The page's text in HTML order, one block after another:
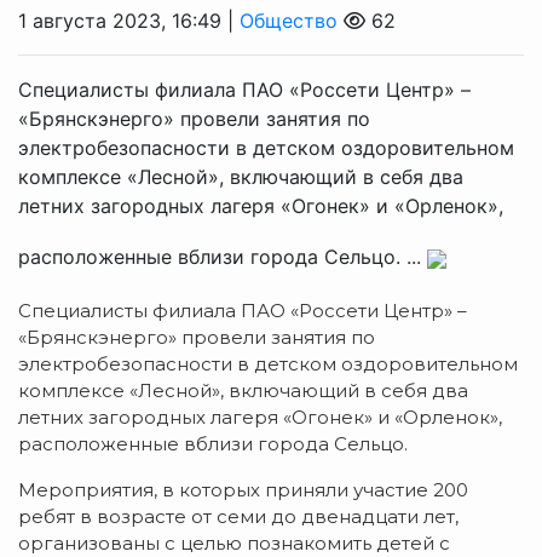
1 августа 2023, 16:49 | Общество 62
Специалисты филиала ПАО «Россети Центр» –
«Брянскэнерго» провели занятия по
электробезопасности в детском оздоровительном
комплексе «Лесной», включающий в себя два
летних загородных лагеря «Огонек» и «Орленок»,
расположенные вблизи города Сельцо. ...
Специалисты филиала ПАО «Россети Центр» –
«Брянскэнерго» провели занятия по
электробезопасности в детском оздоровительном
комплексе «Лесной», включающий в себя два
летних загородных лагеря «Огонек» и «Орленок»,
расположенные вблизи города Сельцо.
Мероприятия, в которых приняли участие 200
ребят в возрасте от семи до двенадцати лет,
организованы с целью познакомить детей с